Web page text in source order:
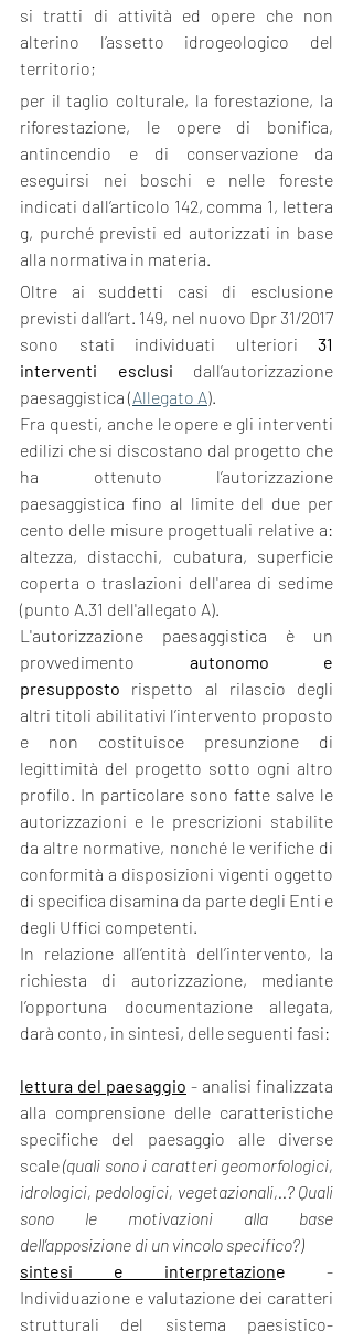
si tratti di attività ed opere che non
alterino l’assetto idrogeologico del
territorio;
per il taglio colturale, la forestazione, la
riforestazione, le opere di bonifica,
antincendio e di conservazione da
eseguirsi nei boschi e nelle foreste
indicati dall’articolo 142, comma 1, lettera
g, purché previsti ed autorizzati in base
alla normativa in materia.
Oltre ai suddetti casi di esclusione
previsti dall’art. 149, nel nuovo Dpr 31/2017
sono stati individuati ulteriori 31
interventi esclusi dall’autorizzazione
paesaggistica (Allegato A).
Fra questi, anche le opere e gli interventi
edilizi che si discostano dal progetto che
ha ottenuto l’autorizzazione
paesaggistica fino al limite del due per
cento delle misure progettuali relative a:
altezza, distacchi, cubatura, superficie
coperta o traslazioni dell'area di sedime
(punto A.31 dell'allegato A).
L'autorizzazione paesaggistica è un
provvedimento autonomo e
presupposto rispetto al rilascio degli
altri titoli abilitativi l’intervento proposto
e non costituisce presunzione di
legittimità del progetto sotto ogni altro
profilo. In particolare sono fatte salve le
autorizzazioni e le prescrizioni stabilite
da altre normative, nonché le verifiche di
conformità a disposizioni vigenti oggetto
di specifica disamina da parte degli Enti e
degli Uffici competenti.
In relazione all’entità dell’intervento, la
richiesta di autorizzazione, mediante
l’opportuna documentazione allegata,
darà conto, in sintesi, delle seguenti fasi:
lettura del paesaggio - analisi finalizzata
alla comprensione delle caratteristiche
specifiche del paesaggio alle diverse
scale (quali sono i caratteri geomorfologici,
idrologici, pedologici, vegetazionali,..? Quali
sono le motivazioni alla base
dell’apposizione di un vincolo specifico?)
sintesi e interpretazione -
Individuazione e valutazione dei caratteri
strutturali del sistema paesistico-